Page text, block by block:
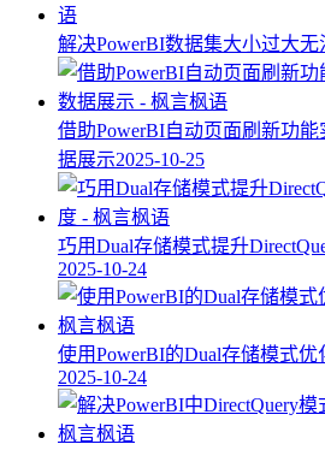
解决PowerBI数据集大小过大无
借助PowerBI自动页面刷新功
据展示2025-10-25
巧用Dual存储模式提升
2025-10-24
使用PowerBI的Dual存储模式
2025-10-24